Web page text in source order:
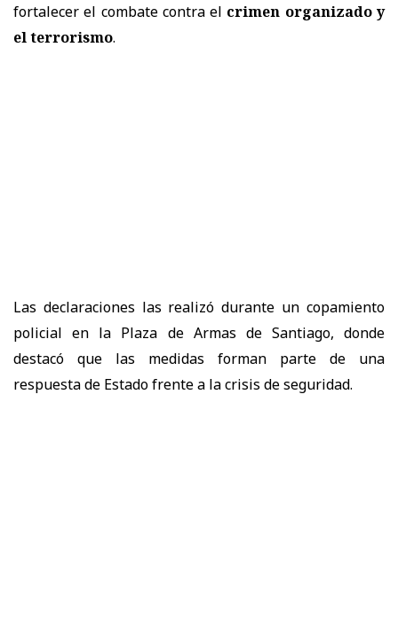
fortalecer el combate contra el crimen organizado y
el terrorismo.
Las declaraciones las realizó durante un copamiento
policial en la Plaza de Armas de Santiago, donde
destacó que las medidas forman parte de una
respuesta de Estado frente a la crisis de seguridad.